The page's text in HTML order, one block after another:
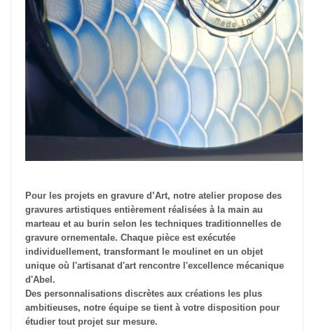
Pour les projets en gravure d’Art, notre atelier propose des
gravures artistiques entièrement réalisées à la main au
marteau et au burin selon les techniques traditionnelles de
gravure ornementale. Chaque pièce est exécutée
individuellement, transformant le moulinet en un objet
unique où l'artisanat d'art rencontre l'excellence mécanique
d'Abel.
Des personnalisations discrètes aux créations les plus
ambitieuses, notre équipe se tient à votre disposition pour
étudier tout projet sur mesure.